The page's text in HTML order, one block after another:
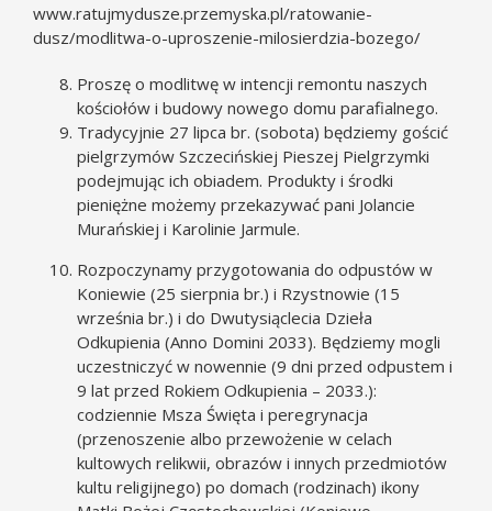
www.ratujmydusze.przemyska.pl/ratowanie-
dusz/modlitwa-o-uproszenie-milosierdzia-bozego/
Proszę o modlitwę w intencji remontu naszych
kościołów i budowy nowego domu parafialnego.
Tradycyjnie 27 lipca br. (sobota) będziemy gościć
pielgrzymów Szczecińskiej Pieszej Pielgrzymki
podejmując ich obiadem. Produkty i środki
pieniężne możemy przekazywać pani Jolancie
Murańskiej i Karolinie Jarmule.
Rozpoczynamy przygotowania do odpustów w
Koniewie (25 sierpnia br.) i Rzystnowie (15
września br.) i do Dwutysiąclecia Dzieła
Odkupienia (Anno Domini 2033). Będziemy mogli
uczestniczyć w nowennie (9 dni przed odpustem i
9 lat przed Rokiem Odkupienia – 2033.):
codziennie Msza Święta i peregrynacja
(przenoszenie albo przewożenie w celach
kultowych relikwii, obrazów i innych przedmiotów
kultu religijnego) po domach (rodzinach) ikony